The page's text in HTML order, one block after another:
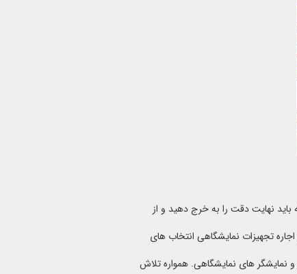
نهایت دقت را به خرج دهید و از
تجهیزات نمایشگاهی انتخاب های
های نمایشگاهی. همواره تلاش